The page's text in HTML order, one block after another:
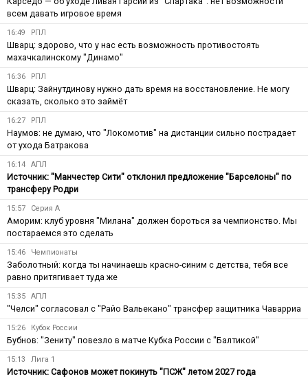
всем давать игровое время
16:49 РПЛ
Шварц: здорово, что у нас есть возможность противостоять
махачкалинскому "Динамо"
16:36 РПЛ
Шварц: Зайнутдинову нужно дать время на восстановление. Не могу
сказать, сколько это займёт
16:27 РПЛ
Наумов: не думаю, что "Локомотив" на дистанции сильно пострадает
от ухода Батракова
16:14 АПЛ
Источник: "Манчестер Сити" отклонил предложение "Барселоны" по
трансферу Родри
15:57 Серия А
Аморим: клуб уровня "Милана" должен бороться за чемпионство. Мы
постараемся это сделать
15:46 Чемпионаты
Заболотный: когда ты начинаешь красно-синим с детства, тебя все
равно притягивает туда же
15:35 АПЛ
"Челси" согласовал с "Райо Вальекано" трансфер защитника Чаварриа
15:26 Кубок России
Бубнов: "Зениту" повезло в матче Кубка России с "Балтикой"
15:13 Лига 1
Источник: Сафонов может покинуть "ПСЖ" летом 2027 года